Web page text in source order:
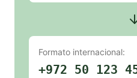
Formato internacional:
+972 50 123